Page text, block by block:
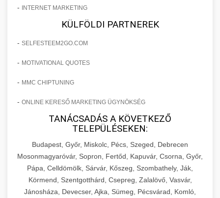
- INTERNET MARKETING
KÜLFÖLDI PARTNEREK
- SELFESTEEM2GO.COM
- MOTIVATIONAL QUOTES
- MMC CHIPTUNING
- ONLINE KERESŐ MARKETING ÜGYNÖKSÉG
TANÁCSADÁS A KÖVETKEZŐ
TELEPÜLÉSEKEN:
Budapest, Győr, Miskolc, Pécs, Szeged, Debrecen
Mosonmagyaróvár, Sopron, Fertőd, Kapuvár, Csorna, Győr,
Pápa, Celldömölk, Sárvár, Kőszeg, Szombathely, Ják,
Körmend, Szentgotthárd, Csepreg, Zalalövő, Vasvár,
Jánosháza, Devecser, Ajka, Sümeg, Pécsvárad, Komló,